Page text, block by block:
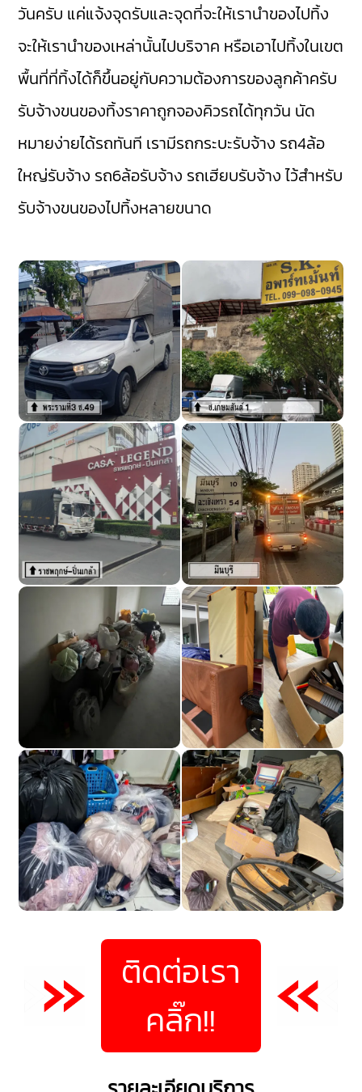
วันครับ แค่แจ้งจุดรับและจุดที่จะให้เรานำของไปทิ้ง
จะให้เรานำของเหล่านั้นไปบริจาค หรือเอาไปทิ้งในเขต
พื้นที่ที่ทิ้งได้ก็ขึ้นอยู่กับความต้องการของลูกค้าครับ
รับจ้างขนของทิ้งราคาถูกจองคิวรถได้ทุกวัน นัด
หมายง่ายได้รถทันที เรามีรถกระบะรับจ้าง รถ4ล้อ
ใหญ่รับจ้าง รถ6ล้อรับจ้าง รถเฮียบรับจ้างไว้สำหรับ
รับจ้างขนของไปทิ้งหลายขนาด
ติดต่อเรา
คลิ๊ก!!